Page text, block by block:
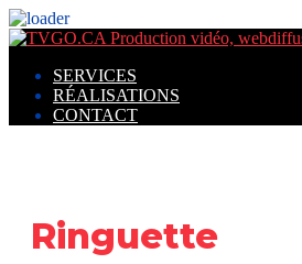
SERVICES
RÉALISATIONS
CONTACT
Ringuette